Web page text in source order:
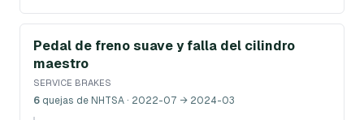
Pedal de freno suave y falla del cilindro
maestro
SERVICE BRAKES
6 quejas de NHTSA · 2022-07 → 2024-03